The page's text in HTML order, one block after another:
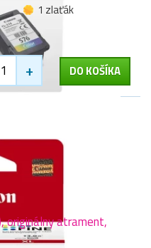
1 zlaťák
+ DO KOŠÍKA
originálny atrament,